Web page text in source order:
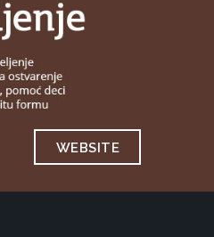
WEBSITE